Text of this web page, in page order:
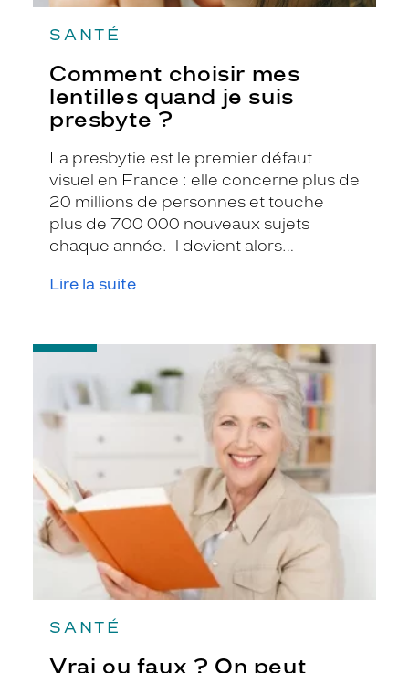
SANTÉ
Comment choisir mes
lentilles quand je suis
presbyte ?
La presbytie est le premier défaut
visuel en France : elle concerne plus de
20 millions de personnes et touche
plus de 700 000 nouveaux sujets
chaque année. Il devient alors
est possible de le faire avec des lentilles
Lire la suite
SANTÉ
Vrai ou faux ? On peut
-
faux
On
des
lentilles
en
étant
presbyte.